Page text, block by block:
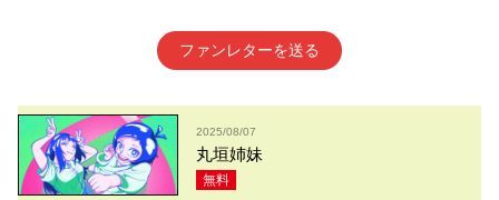
ファンレターを送る
2025/08/07
丸垣姉妹
無料